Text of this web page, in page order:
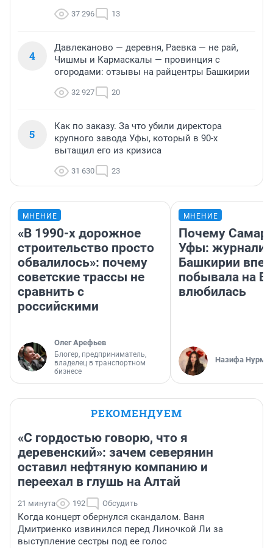
37 296 13
4
Давлеканово — деревня, Раевка — не рай,
Чишмы и Кармаскалы — провинция с
огородами: отзывы на райцентры Башкирии
32 927 20
5
Как по заказу. За что убили директора
крупного завода Уфы, который в 90-х
вытащил его из кризиса
31 630 23
МНЕНИЕ
«В 1990-х дорожное
строительство просто
обвалилось»: почему
советские трассы не
сравнить с
российскими
Олег Арефьев
Блогер, предприниматель,
владелец в транспортном
бизнесе
МНЕНИЕ
Почему
Уфы:
Башкирии
побывала на
влюбилась
Назифа
РЕКОМЕНДУЕМ
«С гордостью говорю, что я
деревенский»: зачем северянин
оставил нефтяную компанию и
переехал в глушь на Алтай
21 минута 192 Обсудить
Когда концерт обернулся скандалом. Ваня
Дмитриенко извинился перед Линочкой Ли за
выступление сестры под ее голос